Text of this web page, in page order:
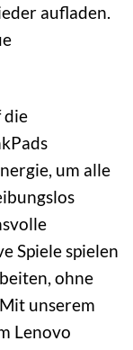
aufladen.
die
um alle
Spiele spielen
ohne
unserem
Lenovo